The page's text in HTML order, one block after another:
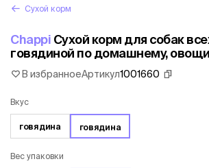
Сухой корм
Chappi Сухой корм для собак
говядиной по домашнему, овощи
В избранноеАртикул1001660
Вкус
говядина говядина
Вес упаковки